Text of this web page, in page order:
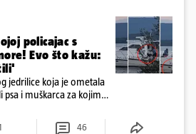
policajac s
Evo što kažu:
jedrilice koja je ometala
psa i muškarca za kojim
komunalni redar
46